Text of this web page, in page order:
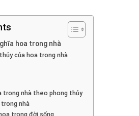
hoa trong nhà
của hoa trong nhà
trong nhà theo phong thủy
nhà
trong đời sống